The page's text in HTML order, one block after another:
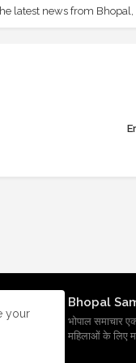
latest news from Bhopal,
Bhopal
भोपाल समाचार एक
महिलाओं के लिए
your